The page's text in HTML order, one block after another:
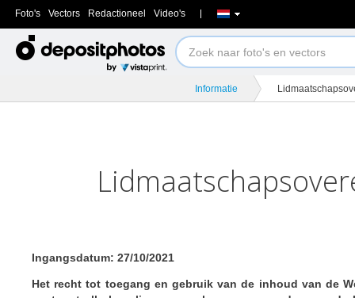
Foto's Vectors Redactioneel Video's
Informatie
Ingangsdatum: 27/10/2021
Het recht tot toegang en gebruik van de inhoud van de